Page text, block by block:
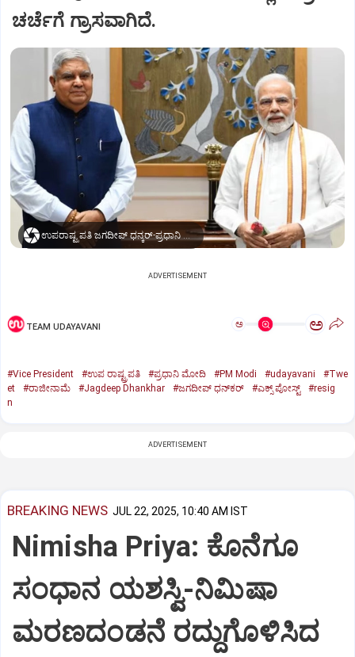
ಚರ್ಚೆಗೆ ಗ್ರಾಸವಾಗಿದೆ.
ಉಪರಾಷ್ಟ್ರಪತಿ ಜಗದೀಪ್‌ ಧನ್ಕರ್-ಪ್ರಧಾನಿ ಮೋದಿ
ADVERTISEMENT
TEAM UDAYAVANI ಅ ಅ
#Vice President #ಉಪ ರಾಷ್ಟ್ರಪತಿ #ಪ್ರಧಾನಿ ಮೋದಿ #PM Modi #udayavani
#Twe
et
#ರಾಜೀನಾಮೆ #Jagdeep Dhankhar #ಜಗದೀಪ್‌ ಧನ್‌ಕರ್‌ #ಎಕ್ಸ್‌ ಪೋಸ್ಟ್
#resig
n
ADVERTISEMENT
BREAKING NEWS JUL 22, 2025, 10:40 AM IST
Nimisha Priya: ಕೊನೆಗೂ
ಸಂಧಾನ ಯಶಸ್ವಿ-ನಿಮಿಷಾ
ಮರಣದಂಡನೆ ರದ್ದುಗೊಳಿಸಿದ